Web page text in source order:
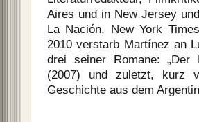
Aires und in New Jersey
La Nación, New York
2010 verstarb Martínez an
drei seiner Romane: „Der
(2007) und zuletzt, kurz
Geschichte aus dem